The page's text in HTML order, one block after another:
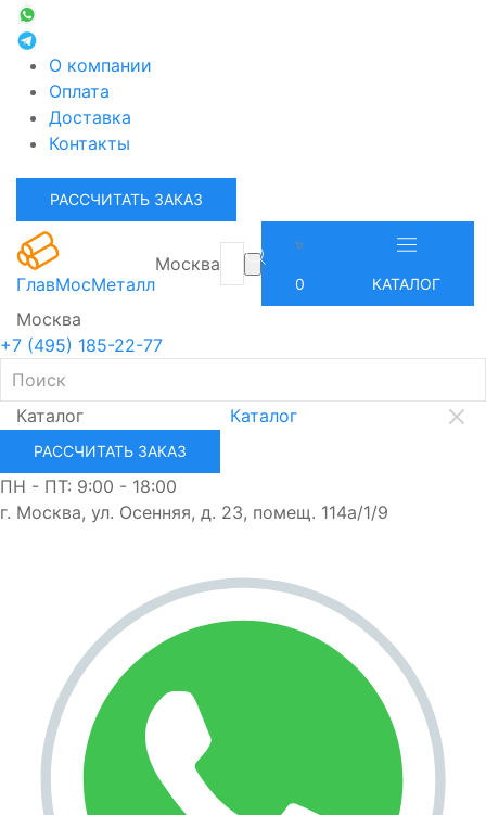
О компании
Оплата
Доставка
Контакты
РАССЧИТАТЬ ЗАКАЗ
ГлавМосМеталл
Москва
0 КАТАЛОГ
Москва
+7 (495) 185-22-77
Каталог Каталог
РАССЧИТАТЬ ЗАКАЗ
ПН - ПТ: 9:00 - 18:00
г. Москва, ул. Осенняя, д. 23, помещ. 114а/1/9